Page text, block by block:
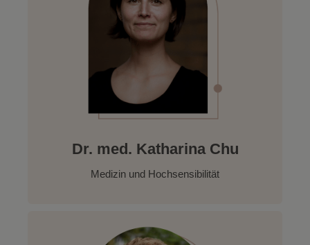
Dr. med. Katharina Chu
Medizin und Hochsensibilität